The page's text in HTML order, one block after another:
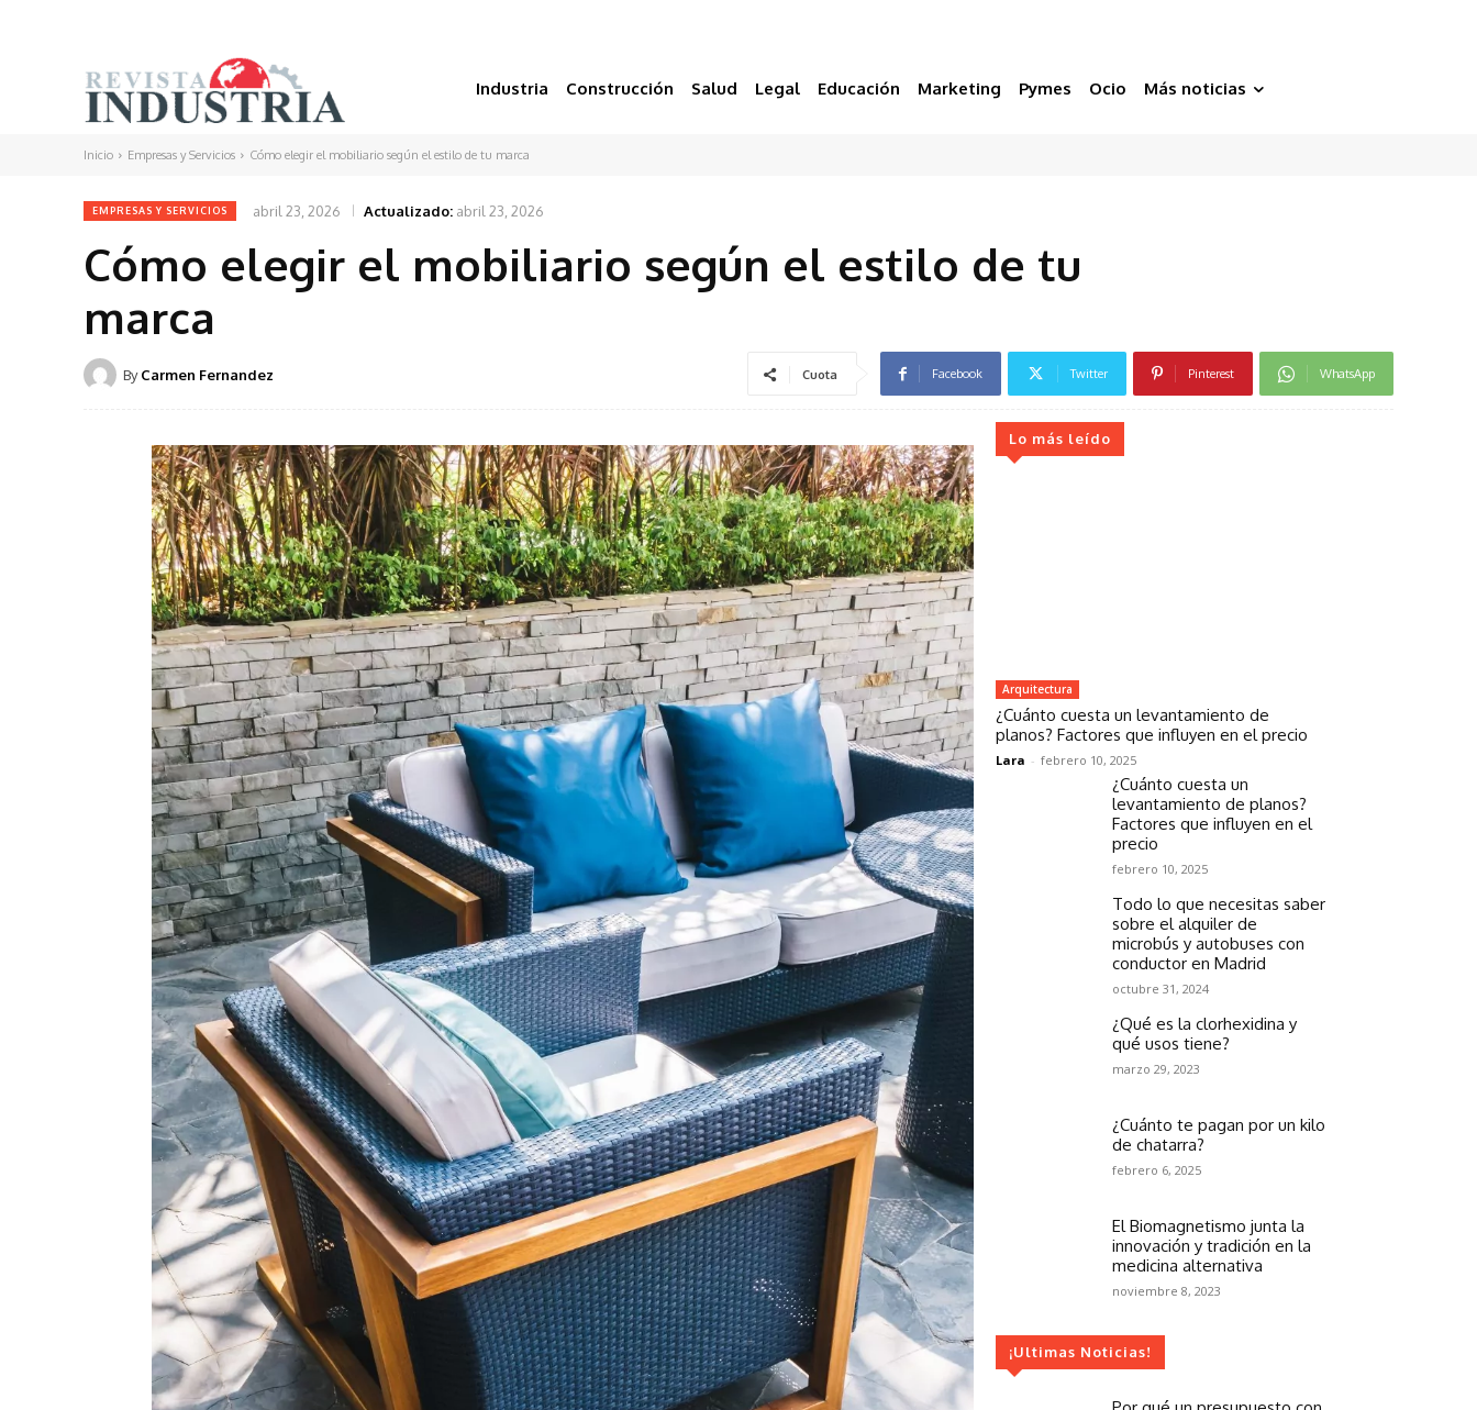
Industria Construcción Salud Legal Educación Marketing Pymes Ocio Más noticias
Inicio Empresas y Servicios Cómo elegir el mobiliario según el estilo de tu marca
EMPRESAS Y SERVICIOS abril 23, 2026 Actualizado: abril 23, 2026
Cómo elegir el mobiliario según el estilo de tu
marca
By Carmen Fernandez Cuota Facebook Twitter Pinterest WhatsApp
Lo más leído
Arquitectura
¿Cuánto cuesta un levantamiento de
planos? Factores que influyen en el precio
Lara - febrero 10, 2025
¿Cuánto cuesta un
levantamiento de planos?
Factores que influyen en el
precio
febrero 10, 2025
Todo lo que necesitas saber
sobre el alquiler de
microbús y autobuses con
conductor en Madrid
octubre 31, 2024
¿Qué es la clorhexidina y
qué usos tiene?
marzo 29, 2023
¿Cuánto te pagan por un kilo
de chatarra?
febrero 6, 2025
El Biomagnetismo junta la
innovación y tradición en la
medicina alternativa
noviembre 8, 2023
¡Ultimas Noticias!